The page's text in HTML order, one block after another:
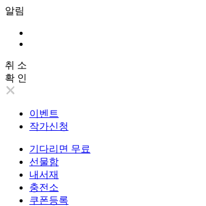
알림
취 소
확 인
이벤트
작가신청
기다리면 무료
선물함
내서재
충전소
쿠폰등록